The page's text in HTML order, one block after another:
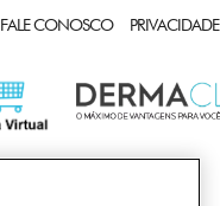
FALE CONOSCO